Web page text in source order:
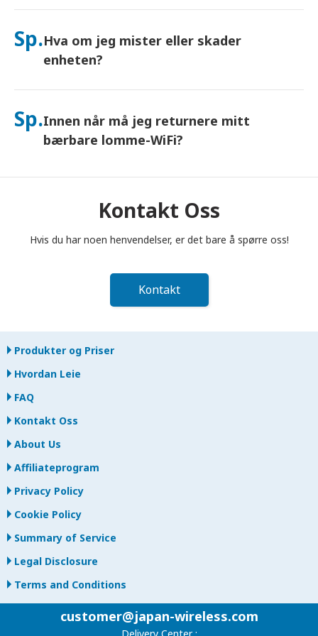
Ja – koble til opptil 10 enheter samtidig (telefoner, nettbrett,
inkluderer en gratis nødlader for bruk hele dagen.
Sp.Hva om jeg mister eller skader
enheten?
Du kan legge til Forsikring i kassen for å dekke tap eller skade.
skjer, kontakt oss umiddelbart – vi hjelper deg med å holde
deg tilkoblet.
Sp.Innen når må jeg returnere mitt
bærbare lomme-WiFi?
avsluttet. Hvis du returnerer for sent, vil du bli belastet.
Kontakt Oss
Hvis du har noen henvendelser, er det bare å spørre oss!
Kontakt
Produkter og Priser
Hvordan Leie
FAQ
Kontakt Oss
About Us
Affiliateprogram
Privacy Policy
Cookie Policy
Summary of Service
Legal Disclosure
Terms and Conditions
customer@japan-wireless.com